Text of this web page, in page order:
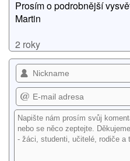
Prosím o podrobnější
Martin
2 roky